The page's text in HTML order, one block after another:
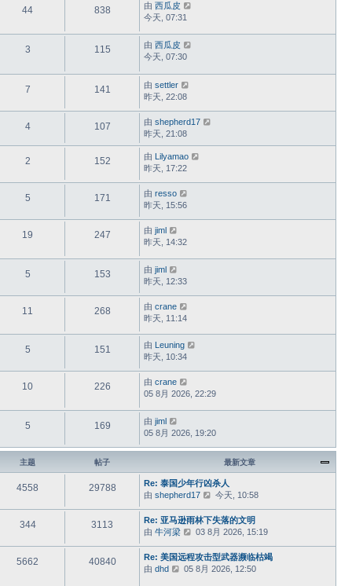
44 838 由 西瓜皮
今天, 07:31
3 115 由 西瓜皮
今天, 07:30
7 141 由 settler
昨天, 22:08
4 107 由 shepherd17
昨天, 21:08
2 152 由 Lilyamao
昨天, 17:22
5 171 由 resso
昨天, 15:56
19 247 由 jiml
昨天, 14:32
5 153 由 jiml
昨天, 12:33
11 268 由 crane
昨天, 11:14
5 151 由
Leuning
昨天, 10:34
10 226 由 crane
05 8月 2026, 22:29
5 169 由 jiml
05 8月 2026, 19:20
主题 帖子 最新文章
4558 29788
Re: 泰国少年行凶杀人
由 shepherd17
查
最
新
子
今天, 10:58
344 3113
Re: 亚马逊雨林下失落的文明
由 牛河梁
查
最
新
03 8月 2026, 15:19
5662 40840
Re: 美国远程攻击型武器濒临枯竭
由 dhd
查
05 8月 2026, 12:50